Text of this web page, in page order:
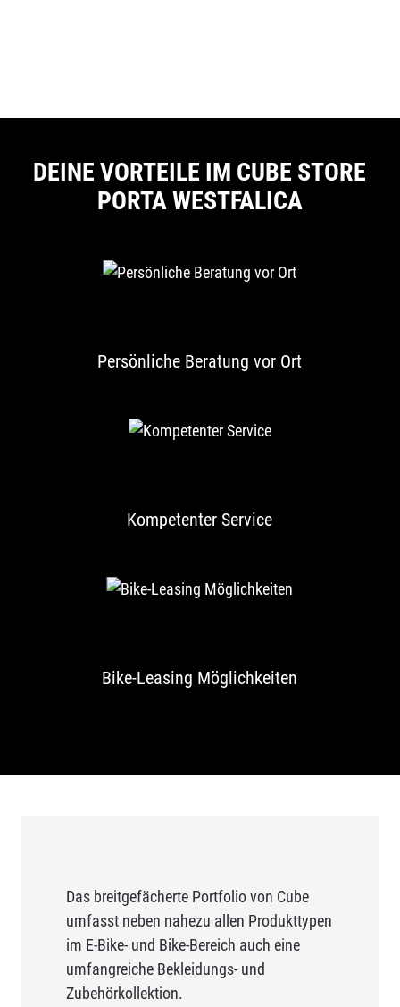
DEINE VORTEILE IM CUBE STORE
PORTA WESTFALICA
Persönliche Beratung vor Ort
Kompetenter Service
Bike-Leasing Möglichkeiten
Das breitgefächerte Portfolio von Cube
umfasst neben nahezu allen Produkttypen
im E-Bike- und Bike-Bereich auch eine
umfangreiche Bekleidungs- und
Zubehörkollektion.